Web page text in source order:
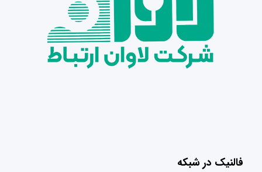
فالنیک در شبکه